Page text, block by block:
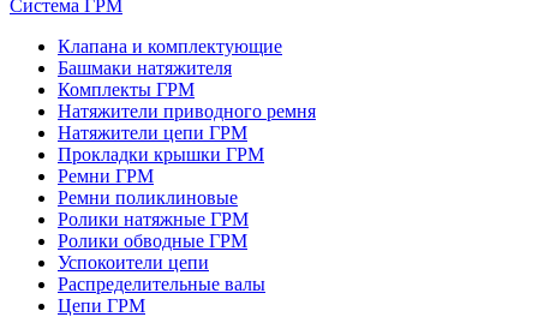
Система ГРМ
Клапана и комплектующие
Башмаки натяжителя
Комплекты ГРМ
Натяжители приводного ремня
Натяжители цепи ГРМ
Прокладки крышки ГРМ
Ремни ГРМ
Ремни поликлиновые
Ролики натяжные ГРМ
Ролики обводные ГРМ
Успокоители цепи
Распределительные валы
Цепи ГРМ